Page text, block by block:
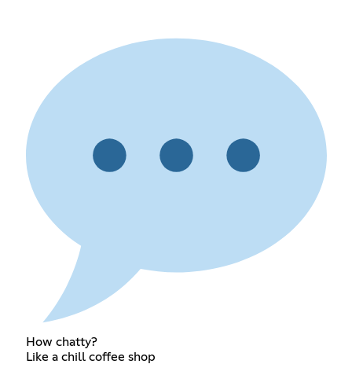
How chatty?
Like a chill coffee shop